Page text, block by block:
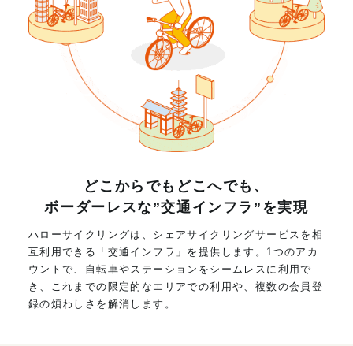
どこからでもどこへでも、
ボーダーレスな”交通インフラ”を実現
ハローサイクリングは、シェアサイクリングサービスを相
互利用できる「交通インフラ」を提供します。1つのアカ
ウントで、自転車やステーションをシームレスに利用で
き、これまでの限定的なエリアでの利用や、複数の会員登
録の煩わしさを解消します。